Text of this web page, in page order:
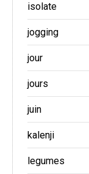
isolate
jogging
jour
jours
juin
kalenji
legumes